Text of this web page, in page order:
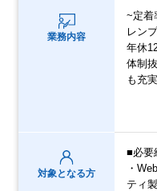
業務内容
~定着
レン
年休
体制
も充
対象となる方
■必要
・
ティ